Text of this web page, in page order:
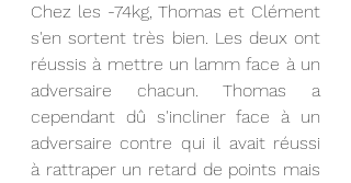
Chez les -74kg, Thomas et Clément
s'en sortent très bien. Les deux ont
réussis à mettre un lamm face à un
adversaire chacun. Thomas a
cependant dû s'incliner face à un
adversaire contre qui il avait réussi
à rattraper un retard de points mais